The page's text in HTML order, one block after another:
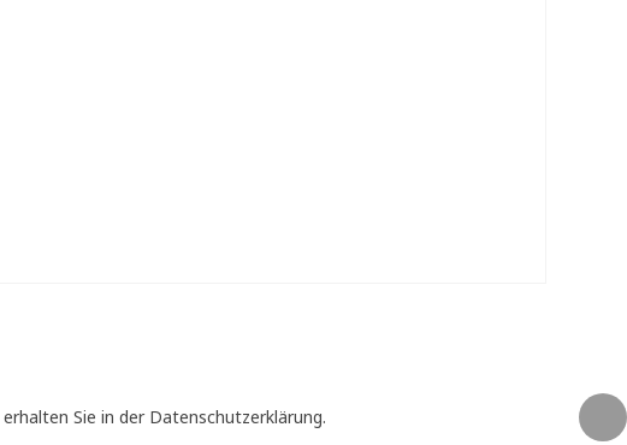
Sie in der Datenschutzerklärung.